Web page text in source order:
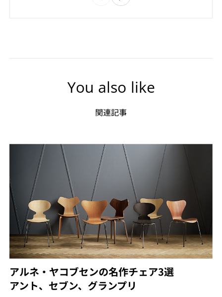
You also like
関連記事
アルネ・ヤコブセンの名作チェア3選
アント、セブン、グランプリ